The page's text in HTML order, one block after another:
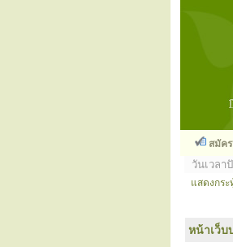
สมัค
วันเวลา
แสดงกร
หน้าเว็บ